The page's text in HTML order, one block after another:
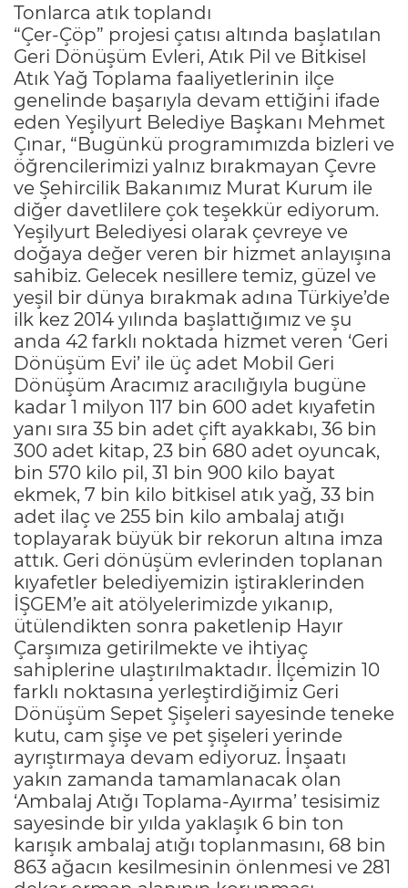
Tonlarca atık toplandı
“Çer-Çöp” projesi çatısı altında başlatılan
Geri Dönüşüm Evleri, Atık Pil ve Bitkisel
Atık Yağ Toplama faaliyetlerinin ilçe
genelinde başarıyla devam ettiğini ifade
eden Yeşilyurt Belediye Başkanı Mehmet
Çınar, “Bugünkü programımızda bizleri ve
öğrencilerimizi yalnız bırakmayan Çevre
ve Şehircilik Bakanımız Murat Kurum ile
diğer davetlilere çok teşekkür ediyorum.
Yeşilyurt Belediyesi olarak çevreye ve
doğaya değer veren bir hizmet anlayışına
sahibiz. Gelecek nesillere temiz, güzel ve
yeşil bir dünya bırakmak adına Türkiye’de
ilk kez 2014 yılında başlattığımız ve şu
anda 42 farklı noktada hizmet veren ‘Geri
Dönüşüm Evi’ ile üç adet Mobil Geri
Dönüşüm Aracımız aracılığıyla bugüne
kadar 1 milyon 117 bin 600 adet kıyafetin
yanı sıra 35 bin adet çift ayakkabı, 36 bin
300 adet kitap, 23 bin 680 adet oyuncak,
bin 570 kilo pil, 31 bin 900 kilo bayat
ekmek, 7 bin kilo bitkisel atık yağ, 33 bin
adet ilaç ve 255 bin kilo ambalaj atığı
toplayarak büyük bir rekorun altına imza
attık. Geri dönüşüm evlerinden toplanan
kıyafetler belediyemizin iştiraklerinden
İŞGEM’e ait atölyelerimizde yıkanıp,
ütülendikten sonra paketlenip Hayır
Çarşımıza getirilmekte ve ihtiyaç
sahiplerine ulaştırılmaktadır. İlçemizin 10
farklı noktasına yerleştirdiğimiz Geri
Dönüşüm Sepet Şişeleri sayesinde teneke
kutu, cam şişe ve pet şişeleri yerinde
ayrıştırmaya devam ediyoruz. İnşaatı
yakın zamanda tamamlanacak olan
‘Ambalaj Atığı Toplama-Ayırma’ tesisimiz
sayesinde bir yılda yaklaşık 6 bin ton
karışık ambalaj atığı toplanmasını, 68 bin
863 ağacın kesilmesinin önlenmesi ve 281